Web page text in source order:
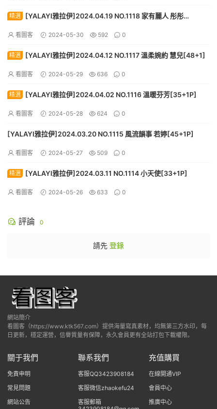
精選
[YALAYI雅拉伊]2024.04.19 NO.1118 家有麗人 彤彤
看圖客 2024-05-30 592 0
精選 [YALAYI雅拉伊]2024.04.12 NO.1117 溫柔婉約 慧兒[48+1]
看圖客 2024-05-29 636 0
精選 [YALAYI雅拉伊]2024.04.02 NO.1116 溫暖芬芳[35+1P]
看圖客 2024-05-28 624 0
[YALAYI雅拉伊]2024.03.20 NO.1115 風流韻事 若婷[45+1P]
看圖客 2024-05-27 509 0
精選 [YALAYI雅拉伊]2024.03.11 NO.1114 小天使[33+1P]
看圖客 2024-05-26 633 0
評論 0
請先 登錄
網站簡介
看圖客（https://www.ktk567.com）提供海量寫真素材，均無第三方水印，每
日更新，穩定運營，信譽質量有保障，永久會員更有全站打包下載權限。
關于我們
免責申明
常見問題
網站公告
聯系我們
客服QQ3423908184
客服微信zhaokefu24
客服郵箱
充值購買
在線開通VIP
會員中心
推廣中心